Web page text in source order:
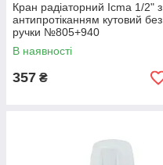
Кран радіаторний Icma 1/2" з
антипротіканням кутовий без
ручки №805+940
В наявності
357 ₴